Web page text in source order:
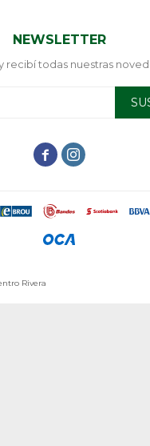
NEWSLETTER
recibí todas nuestras
 
Rivera